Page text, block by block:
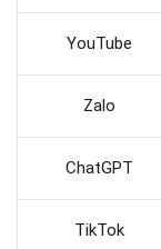
YouTube
Zalo
ChatGPT
TikTok